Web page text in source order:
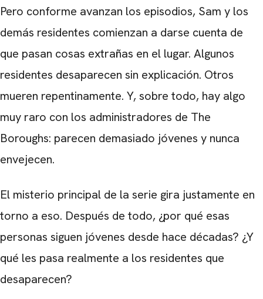
Pero conforme avanzan los episodios, Sam y los
demás residentes comienzan a darse cuenta de
que pasan cosas extrañas en el lugar. Algunos
residentes desaparecen sin explicación. Otros
mueren repentinamente. Y, sobre todo, hay algo
muy raro con los administradores de The
Boroughs: parecen demasiado jóvenes y nunca
envejecen.
El misterio principal de la serie gira justamente en
torno a eso. Después de todo, ¿por qué esas
personas siguen jóvenes desde hace décadas? ¿Y
qué les pasa realmente a los residentes que
desaparecen?